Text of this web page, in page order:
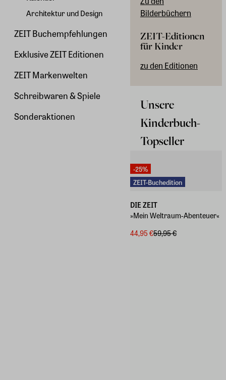
Architektur und Design
ZEIT Buchempfehlungen
Exklusive ZEIT Editionen
ZEIT Markenwelten
Schreibwaren & Spiele
Sonderaktionen
Bilderbüchern
ZEIT-Editionen
für Kinder
zu den Editionen
Unsere
Kinderbuch-
Topseller
-25%
ZEIT-Buchedition
DIE ZEIT
»Mein Weltraum-Abenteuer«
44,95 €59,95 €